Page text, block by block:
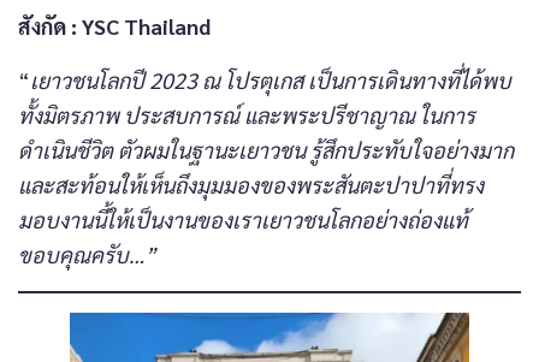
สังกัด : YSC Thailand
“เยาวชนโลกปี 2023 ณ โปรตุเกส เป็นการเดินทางที่ได้พบ
ทั้งมิตรภาพ ประสบการณ์ และพระปรีชาญาณ ในการ
ดำเนินชีวิต ตัวผมในฐานะเยาวชน รู้สึกประทับใจอย่างมาก
และสะท้อนให้เห็นถึงมุมมองของพระสันตะปาปาที่ทรง
มอบงานนี้ให้เป็นงานของเราเยาวชนโลกอย่างถ่องแท้
ขอบคุณครับ…”